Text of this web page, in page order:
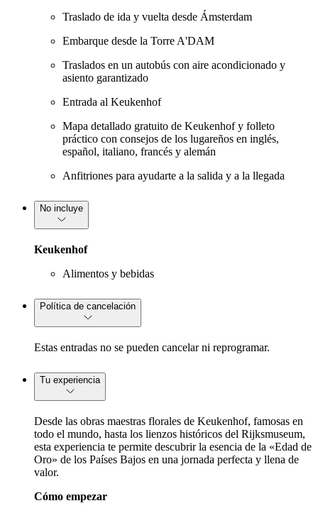
Traslado de ida y vuelta desde Ámsterdam
Embarque desde la Torre A'DAM
Traslados en un autobús con aire acondicionado y
asiento garantizado
Entrada al Keukenhof
Mapa detallado gratuito de Keukenhof y folleto
práctico con consejos de los lugareños en inglés,
español, italiano, francés y alemán
Anfitriones para ayudarte a la salida y a la llegada
No incluye
Keukenhof
Alimentos y bebidas
Política de cancelación
Estas entradas no se pueden cancelar ni reprogramar.
Tu experiencia
Desde las obras maestras florales de Keukenhof, famosas en
todo el mundo, hasta los lienzos históricos del Rijksmuseum,
esta experiencia te permite descubrir la esencia de la «Edad de
Oro» de los Países Bajos en una jornada perfecta y llena de
valor.
Cómo empezar